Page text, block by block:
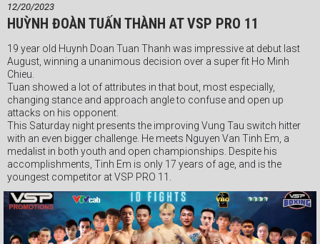
12/20/2023
HUỲNH ĐOÀN TUẤN THÀNH AT VSP PRO 11
19 year old Huynh Doan Tuan Thanh was impressive at debut last
August, winning a unanimous decision over a super fit Ho Minh
Chieu.
Tuan showed a lot of attributes in that bout, most especially,
changing stance and approach angle to confuse and open up
attacks on his opponent.
This Saturday night presents the improving Vung Tau switch hitter
with an even bigger challenge. He meets Nguyen Van Tinh Em, a
medalist in both youth and open championships. Despite his
accomplishments, Tinh Em is only 17 years of age, and is the
youngest competitor at VSP PRO 11.
Both these boys are going to have big upside in the future, and this
bout shapes as one of the best fights of the night this Saturday.
VSP PRO 11 live from VSP Gym this Saturday night. Admission is
free but seating is limited, so please arrive early. First bout at 5.30pm.